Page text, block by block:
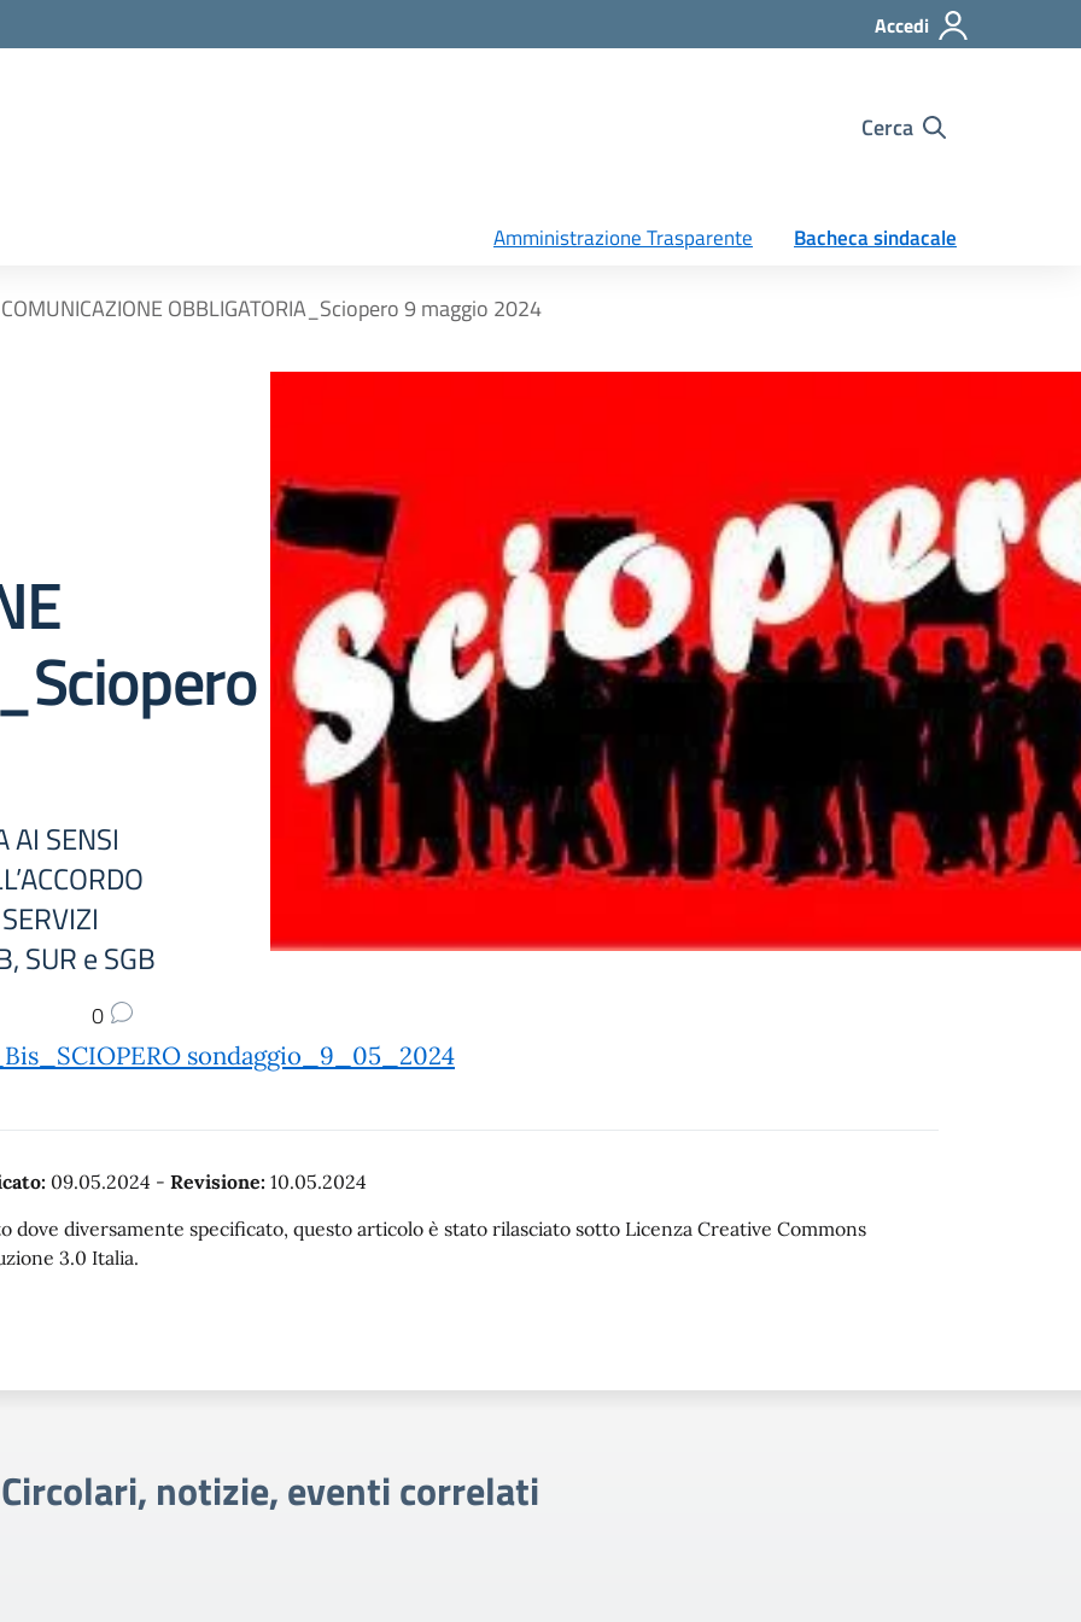
Accedi
Cerca
Amministrazione Trasparente Bacheca sindacale
COMUNICAZIONE OBBLIGATORIA_Sciopero 9 maggio 2024
AI SENSI
SUR e SGB
0
sondaggio_9_05_2024
09.05.2024 - Revisione: 10.05.2024
dove diversamente specificato, questo articolo è stato rilasciato sotto Licenza Creative Commons
3.0 Italia.
Circolari, notizie, eventi correlati